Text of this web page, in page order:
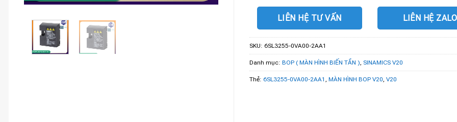
LIÊN HỆ TƯ VẤN LIÊN HỆ ZALO
SKU: 6SL3255-0VA00-2AA1
Danh mục: BOP ( MÀN HÌNH BIẾN TẦN ) SINAMICS V20
Thẻ: 6SL3255-0VA00-2AA1 MÀN HÌNH BOP V20 V20